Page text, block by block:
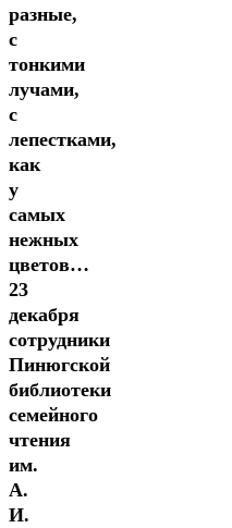
А.
библиотекарь
Пинюгской
семейного
чтения
А.
И.
Суворова
разные,
с
тонкими
лучами,
с
лепестками,
как
у
самых
нежных
цветов…
23
декабря
сотрудники
Пинюгской
библиотеки
семейного
чтения
им.
А.
И.